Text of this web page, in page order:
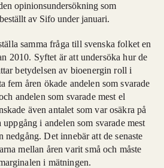
opinionsundersökning som
av Sifo under januari.
samma fråga till svenska folket en
2010. Syftet är att undersöka hur de
betydelsen av bioenergin roll i
fem åren ökade andelen som svarade
andelen som svarade mest el
även antalet som var osäkra på
uppgång i andelen som svarade mest
Det innebär att de senaste
mellan åren varit små och måste
i mätningen.